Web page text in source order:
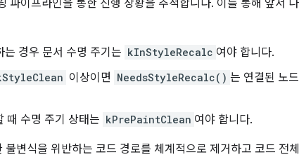
파이프라인을 통한 진행 상황을 추적합니다. 이를 통해 앞서
경우 문서 수명 주기는 kInStyleRecalc 여야 합니다.
이상이면 NeedsStyleRecalc() 는 연결된 노
때 수명 주기 상태는 kPrePaintClean 여야 합니다.
변식을 위반하는 코드 경로를 체계적으로 제거하고 코드 전